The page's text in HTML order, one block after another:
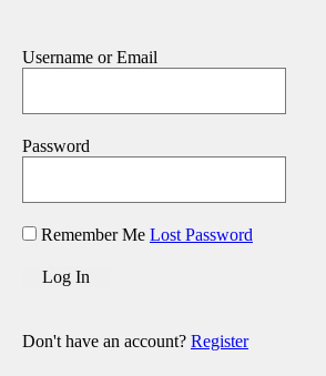
Username or Email
Password
Remember Me Lost Password
Don't have an account? Register